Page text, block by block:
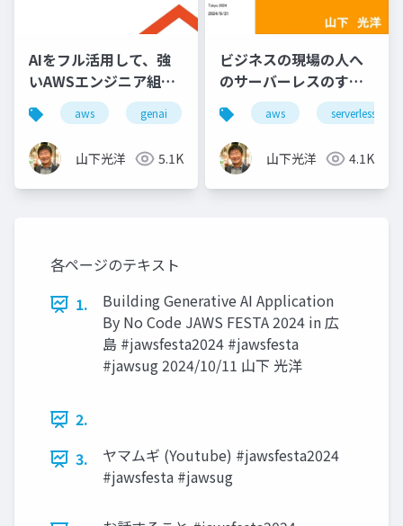
AIをフル活用して、強
いAWSエンジニア組織
になるための教育プラ
ン
aws genai
山下光洋 5.1K
ビジネスの現場の人へ
のサーバーレスのすす
め
aws serverless
山下光洋 4.1K
各ページのテキスト
1.
Building Generative AI Application
By No Code JAWS FESTA 2024 in 広
島 #jawsfesta2024 #jawsfesta
#jawsug 2024/10/11 山下 光洋
2.
3.
ヤマムギ (Youtube) #jawsfesta2024
#jawsfesta #jawsug